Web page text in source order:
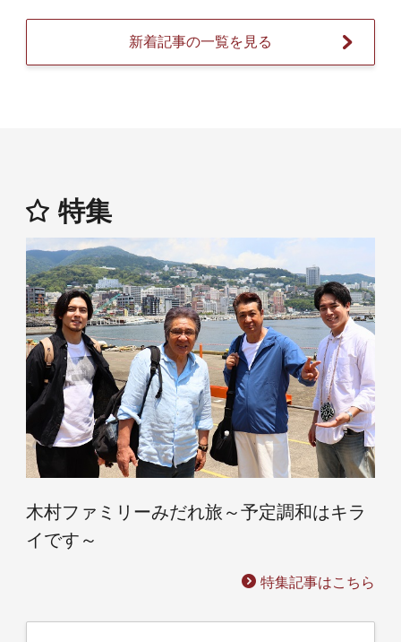
新着記事の一覧を見る
特集
木村ファミリーみだれ旅～予定調和はキラ
イです～
特集記事はこちら